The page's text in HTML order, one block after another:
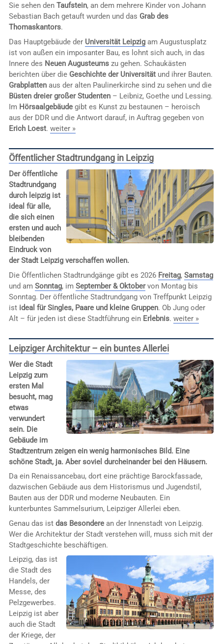
Sie sehen den Taufstein, an dem mehrere Kinder von Johann
Sebastian Bach getauft wurden und das Grab des
Thomaskantors.
Das Hauptgebäude der Universität Leipzigam Augustusplatz
ist von außen ein imposanter Bau, es lohnt sich auch, in das
Innere des Neuen Augusteumszu gehen. Schaukästen
berichten über die Geschichte der Universitätund ihrer Bauten.
Grabplattenaus der alten Paulinerkirche sind zu sehen und die
Büsten dreier großer Studenten– Leibniz, Goethe und Lessing.
Im Hörsaalgebäudegibt es Kunst zu bestaunen – heroisch
aus der DDR und die Antwort darauf, in Auftrag gegeben von
Erich Loest. weiter »
Öffentlicher Stadtrundgang in Leipzig
Der öffentliche
Stadtrundgang
durch leipzig ist
ideal für alle,
die sich einen
ersten und auch
bleibenden
Eindruck von
der Stadt Leipzig verschaffen wollen.
Die Öffentlichen Stadtrundgänge gibt es 2026 Freitag, Samstag
und am Sonntag, im September & Oktobervon Montag bis
Sonntag. Der öffentliche Stadtrundgang von Treffpunkt Leipzig
ist ideal für Singles, Paare und kleine Gruppen. Ob Jung oder
Alt – für jeden ist diese Stadtführung ein Erlebnis. weiter »
Leipziger Architektur – ein buntes Allerlei
Wer die Stadt
Leipzig zum
ersten Mal
besucht, mag
etwas
verwundert
sein. Die
Gebäude im
Stadtzentrum zeigen ein wenig harmonisches Bild. Eine
schöne Stadt, ja. Aber soviel durcheinander bei den Häusern.
Da ein Renaissancebau, dort eine prächtige Barockfassade,
dazwischen Gebäude aus dem Historismus und Jugendstil,
Bauten aus der DDR und moderne Neubauten. Ein
kunterbuntes Sammelsurium, Leipziger Allerlei eben.
Genau das ist das Besonderean der Innenstadt von Leipzig.
Wer die Architektur der Stadt verstehen will, muss sich mit der
Stadtgeschichte beschäftigen.
Leipzig, das ist
die Stadt des
Handels, der
Messe, des
Pelzgewerbes.
Leipzig ist aber
auch die Stadt
der Kriege, der